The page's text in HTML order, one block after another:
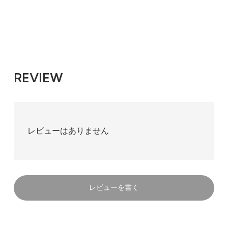
REVIEW
レビューはありません
レビューを書く